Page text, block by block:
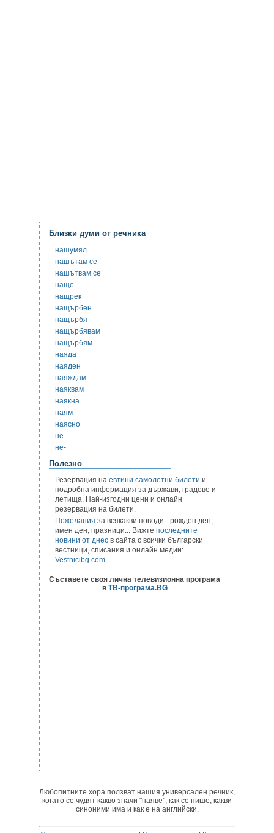
Близки думи от речника
нашумял
нашътам се
нашътвам се
наще
нащрек
нащърбен
нащърбя
нащърбявам
нащърбям
наяда
наяден
наяждам
наяквам
наякна
наям
наясно
не
не-
Полезно
Резервация на евтини самолетни билети и
подробна информация за държави, градове и
летища. Най-изгодни цени и онлайн
резервация на билети.
Пожелания за всякакви поводи - рожден ден,
имен ден, празници... Вижте последните
новини от днес в сайта с всички български
вестници, списания и онлайн медии:
Vestnicibg.com.
Съставете своя лична телевизионна програма
в ТВ-програма.BG
Любопитните хора ползват нашия универсален речник,
когато се чудят какво значи "наяве", как се пише, какви
синоними има и как е на английски.